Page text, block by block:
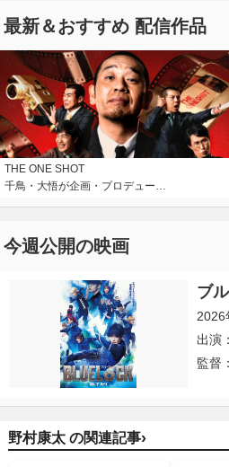
最新＆おすすめ 配信作品
THE ONE SHOT
千鳥・大悟が企画・プロデュー…
今週公開の映画
ブ
2026
出演
監督
野村康太 の関連記事›